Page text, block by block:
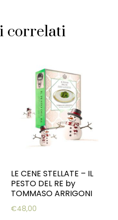
correlati
LE CENE STELLATE – IL
PESTO DEL RE by
TOMMASO ARRIGONI
€48,00